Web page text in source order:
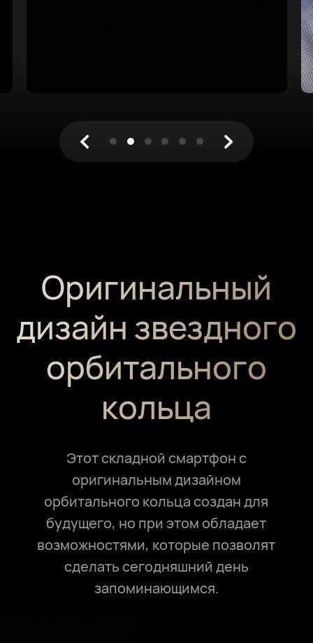
Оригинальный
дизайн звездного
орбитального
кольца
Этот складной смартфон с
оригинальным дизайном
орбитального кольца создан для
будущего, но при этом обладает
возможностями, которые позволят
сделать сегодняшний день
запоминающимся.